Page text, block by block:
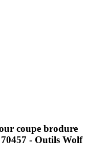
coupe brodure
- Outils Wolf